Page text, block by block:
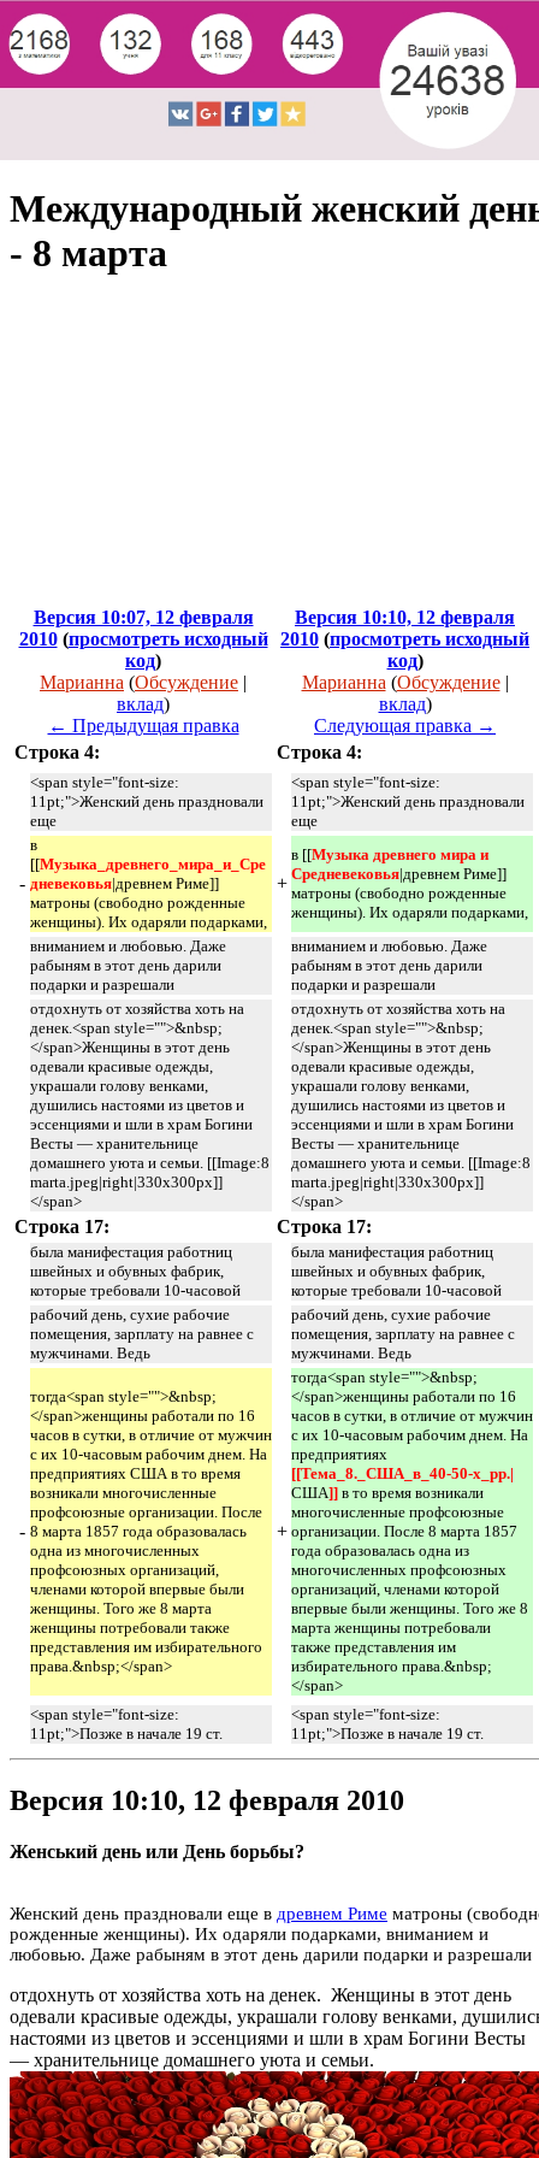
Международный женский
- 8 марта
Версия 10:07, 12 февраля
2010(просмотреть исходный
код)
Марианна (Обсуждение |
вклад)
← Предыдущая правка
Версия 10:10, 12 февраля
2010 (просмотреть исходный
код)
Марианна (Обсуждение|
вклад)
Следующая правка →
Строка 4:
Строка 4:
<span style="font-size:
11pt;">Женский день праздновали
еще
<span style="font-size:
11pt;">Женский день праздновали
еще
-
в
[[Музыка_древнего_мира_и_Сре
дневековья|древнем Риме]]
матроны (свободно рожденные
женщины). Их одаряли подарками,
+
в [[Музыка древнего мира и
Средневековья|древнем Риме]]
матроны (свободно рожденные
женщины). Их одаряли подарками,
вниманием и любовью. Даже
рабыням в этот день дарили
подарки и разрешали
вниманием и любовью. Даже
рабыням в этот день дарили
подарки и разрешали
отдохнуть от хозяйства хоть на
денек.<span style="">&nbsp;
</span>Женщины в этот день
одевали красивые одежды,
украшали голову венками,
душились настоями из цветов и
эссенциями и шли в храм Богини
Весты — хранительнице
домашнего уюта и семьи. [[Image:8
marta.jpeg|right|330x300px]]
</span>
отдохнуть от хозяйства хоть на
денек.<span style="">&nbsp;
</span>Женщины в этот день
одевали красивые одежды,
украшали голову венками,
душились настоями из цветов и
эссенциями и шли в храм Богини
Весты — хранительнице
домашнего уюта и семьи. [[Image:8
marta.jpeg|right|330x300px]]
</span>
Строка 17: Строка 17:
была манифестация работниц
швейных и обувных фабрик,
которые требовали 10-часовой
была манифестация работниц
швейных и обувных фабрик,
которые требовали 10-часовой
рабочий день, сухие рабочие
помещения, зарплату на равнее с
мужчинами. Ведь
рабочий день, сухие рабочие
помещения, зарплату на равнее с
мужчинами. Ведь
-
тогда<span style="">&nbsp;
</span>женщины работали по 16
часов в сутки, в отличие от мужчин
с их 10-часовым рабочим днем. На
предприятиях США в то время
возникали многочисленные
профсоюзные организации. После
8 марта 1857 года образовалась
одна из многочисленных
профсоюзных организаций,
членами которой впервые были
женщины. Того же 8 марта
женщины потребовали также
представления им избирательного
права.&nbsp;</span>
+
тогда<span style="">&nbsp;
</span>женщины работали по 16
часов в сутки, в отличие от мужчин
с их 10-часовым рабочим днем. На
предприятиях
[[Тема_8._США_в_40-50-х_рр.|
США]] в то время возникали
многочисленные профсоюзные
организации. После 8 марта 1857
года образовалась одна из
многочисленных профсоюзных
организаций, членами которой
впервые были женщины. Того же 8
марта женщины потребовали
также представления им
избирательного права.&nbsp;
</span>
<span style="font-size:
11pt;">Позже в начале 19 ст.
<span style="font-size:
11pt;">Позже в начале 19 ст.
Версия 10:10, 12 февраля 2010
Женський день или День борьбы?
Женский день праздновали еще в древнем Риме матроны
рожденные женщины). Их одаряли подарками, вниманием и
любовью. Даже рабыням в этот день дарили подарки и разрешали
отдохнуть от хозяйства хоть на денек. Женщины в этот день
одевали красивые одежды, украшали голову венками,
настоями из цветов и эссенциями и шли в храм Богини Весты
— хранительнице домашнего уюта и семьи.